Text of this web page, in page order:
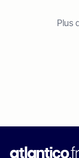
Plus